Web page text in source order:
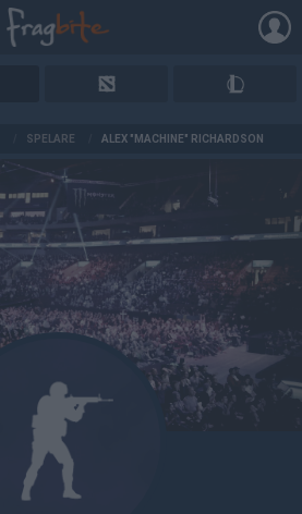
SPELARE ALEX "MACHINE" RICHARDSON